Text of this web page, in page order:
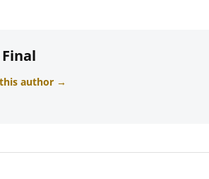
author →